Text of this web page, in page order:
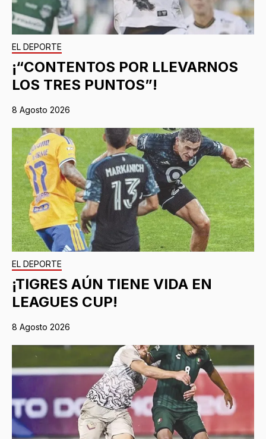
EL DEPORTE
¡“CONTENTOS POR LLEVARNOS
LOS TRES PUNTOS”!
8 Agosto 2026
EL DEPORTE
¡TIGRES AÚN TIENE VIDA EN
LEAGUES CUP!
8 Agosto 2026